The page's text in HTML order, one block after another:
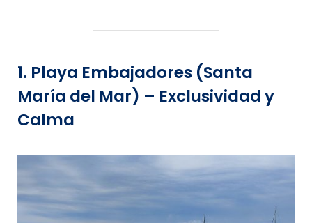
1. Playa Embajadores (Santa
María del Mar) – Exclusividad y
Calma